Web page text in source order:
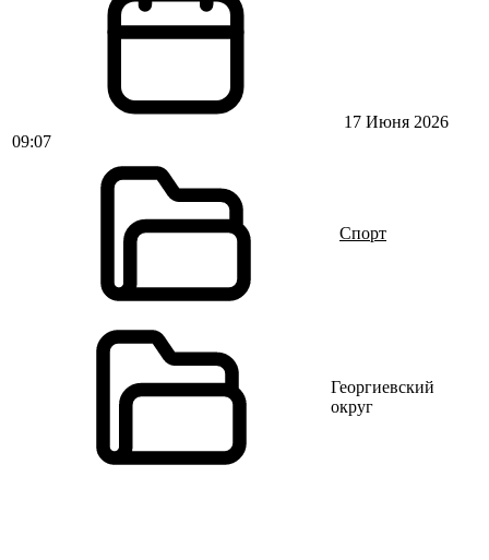
17 Июня 2026
09:07
Спорт
Георгиевский
округ